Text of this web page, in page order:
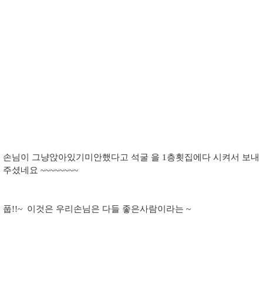
손님이 그냥앉아있기미안했다고 석굴 을 1층횟집에다 시켜서 보내
주셨네요 ~~~~~~~~
풉!!~ 이것은 우리손님은 다들 좋은사람이라는 ~